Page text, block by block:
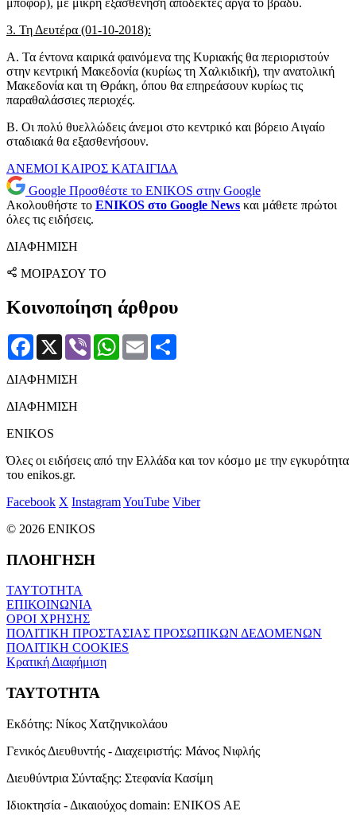
μποφόρ), με μικρή εξασθένηση αποδέκτες αργά το βράδυ.
3. Τη Δευτέρα (01-10-2018):
Α. Τα έντονα καιρικά φαινόμενα της Κυριακής θα περιοριστούν
στην κεντρική Μακεδονία (κυρίως τη Χαλκιδική), την ανατολική
Μακεδονία και τη Θράκη, όπου θα επηρεάσουν κυρίως τις
παραθαλάσσιες περιοχές.
Β. Οι πολύ θυελλώδεις άνεμοι στο κεντρικό και βόρειο Αιγαίο
σταδιακά θα εξασθενήσουν.
ΑΝΕΜΟΙ ΚΑΙΡΟΣ ΚΑΤΑΙΓΙΔΑ
Google Προσθέστε το ENIKOS στην Google
Ακολουθήστε το ENIKOS στο Google News και μάθετε πρώτοι
όλες τις ειδήσεις.
ΔΙΑΦΗΜΙΣΗ
ΜΟΙΡΑΣΟΥ ΤΟ
Κοινοποίηση άρθρου
Facebook
X Viber WhatsApp
Email
ΔΙΑΦΗΜΙΣΗ
ΔΙΑΦΗΜΙΣΗ
ENIKOS
Όλες οι ειδήσεις από την Ελλάδα και τον κόσμο με την εγκυρότητα
του enikos.gr.
Facebook X InstagramYouTube Viber
© 2026 ENIKOS
ΠΛΟΗΓΗΣΗ
ΤΑΥΤΟΤΗΤΑ
ΕΠΙΚΟΙΝΩΝΙΑ
ΟΡΟΙ ΧΡΗΣΗΣ
ΠΟΛΙΤΙΚΗ ΠΡΟΣΤΑΣΙΑΣ ΠΡΟΣΩΠΙΚΩΝ ΔΕΔΟΜΕΝΩΝ
ΠΟΛΙΤΙΚΗ COOKIES
Κρατική Διαφήμιση
ΤΑΥΤΟΤΗΤΑ
Εκδότης: Νίκος Χατζηνικολάου
Γενικός Διευθυντής - Διαχειριστής: Μάνος Νιφλής
Διευθύντρια Σύνταξης: Στεφανία Κασίμη
Ιδιοκτησία - Δικαιούχος domain: ENIKOS AE